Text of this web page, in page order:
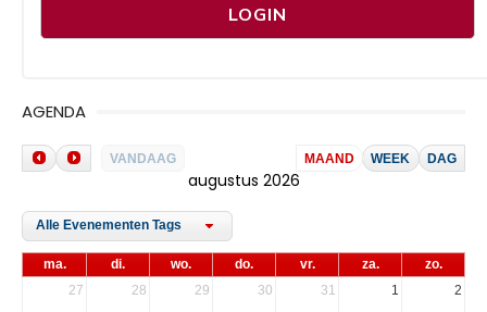
AGENDA
VANDAAG MAAND WEEK DAG
augustus 2026
Alle Evenementen Tags
ma. di. wo. do. vr. za.
zo.
27
28 29 30 31 1 2